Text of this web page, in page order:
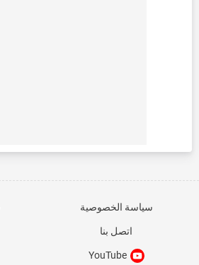
سياسة الخصوصية
اتصل بنا
YouTube